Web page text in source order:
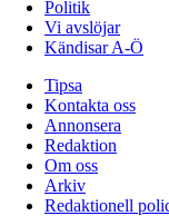
Politik
Vi avslöjar
Kändisar A-Ö
Tipsa
Kontakta oss
Annonsera
Redaktion
Om oss
Arkiv
Redaktionell